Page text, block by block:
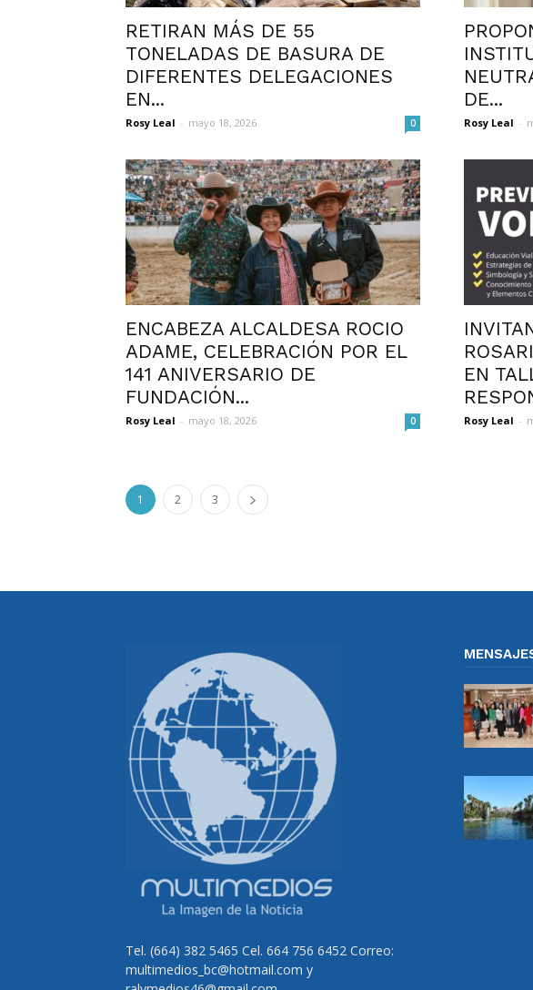
RETIRAN MÁS DE 55
TONELADAS DE BASURA DE
DIFERENTES DELEGACIONES
EN...
Rosy Leal - mayo 18, 2026 0
DE...
Rosy Leal -
ENCABEZA ALCALDESA ROCIO
ADAME, CELEBRACIÓN POR EL
141 ANIVERSARIO DE
FUNDACIÓN...
Rosy Leal - mayo 18, 2026 0
EN
Rosy Leal -
1 2 3
Tel. (664) 382 5465 Cel. 664 756 6452 Correo:
multimedios_bc@hotmail.com y